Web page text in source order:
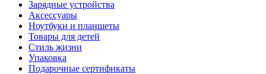
Зарядные устройства
Аксессуары
Ноутбуки и планшеты
Товары для детей
Стиль жизни
Упаковка
Подарочные сертификаты